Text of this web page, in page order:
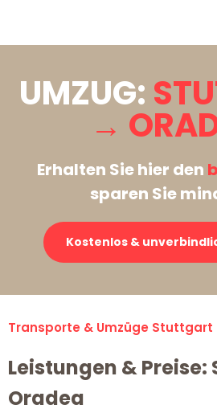
UMZUG:
→
Erhalten Sie hier den
sparen Sie
Kostenlos &
Transporte & Umzüge Stuttgart
Leistungen &
Oradea